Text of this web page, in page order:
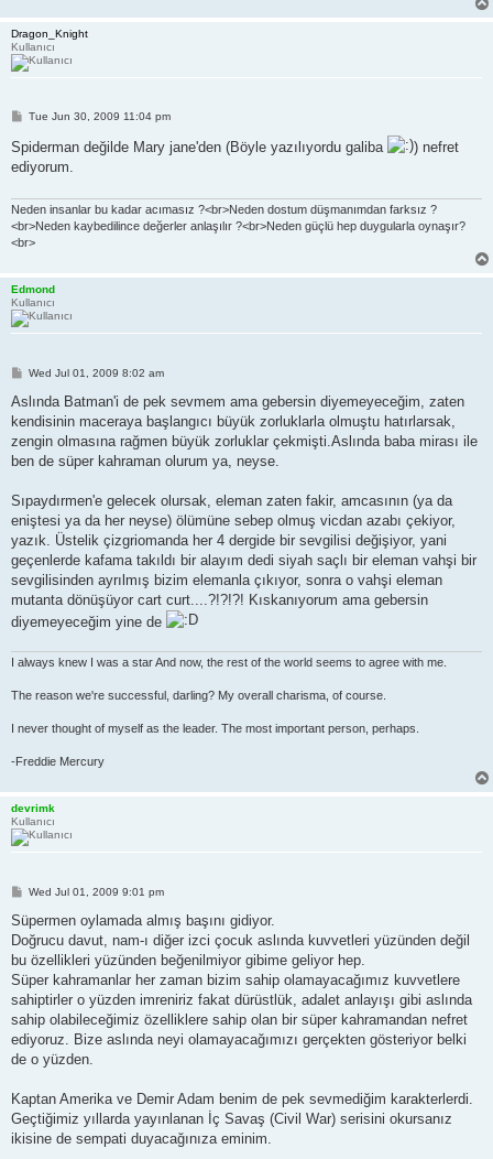
Dragon_Knight
Kullanıcı
P
s
t
Tue Jun 30, 2009 11:04 pm
Spiderman değilde Mary jane'den (Böyle yazılıyordu galiba
) nefret
ediyorum.
Neden insanlar bu kadar acımasız ?<br>Neden dostum düşmanımdan farksız ?
<br>Neden kaybedilince değerler anlaşılır ?<br>Neden güçlü hep duygularla oynaşır?
<br>
Edmond
Kullanıcı
P
s
Wed Jul 01, 2009 8:02 am
Aslında Batman'i de pek sevmem ama gebersin diyemeyeceğim, zaten
kendisinin maceraya başlangıcı büyük zorluklarla olmuştu hatırlarsak,
zengin olmasına rağmen büyük zorluklar çekmişti.Aslında baba mirası ile
ben de süper kahraman olurum ya, neyse.
Sıpaydırmen'e gelecek olursak, eleman zaten fakir, amcasının (ya da
eniştesi ya da her neyse) ölümüne sebep olmuş vicdan azabı çekiyor,
yazık. Üstelik çizgriomanda her 4 dergide bir sevgilisi değişiyor, yani
geçenlerde kafama takıldı bir alayım dedi siyah saçlı bir eleman vahşi bir
sevgilisinden ayrılmış bizim elemanla çıkıyor, sonra o vahşi eleman
mutanta dönüşüyor cart curt....?!?!?! Kıskanıyorum ama gebersin
diyemeyeceğim yine de
I always knew I was a star And now, the rest of the world seems to agree with me.
The reason we're successful, darling? My overall charisma, of course.
I never thought of myself as the leader. The most important person, perhaps.
-Freddie Mercury
devrimk
Kullanıcı
P
s
Wed Jul 01, 2009 9:01 pm
Süpermen oylamada almış başını gidiyor.
Doğrucu davut, nam-ı diğer izci çocuk aslında kuvvetleri yüzünden değil
bu özellikleri yüzünden beğenilmiyor gibime geliyor hep.
Süper kahramanlar her zaman bizim sahip olamayacağımız kuvvetlere
sahiptirler o yüzden imreniriz fakat dürüstlük, adalet anlayışı gibi aslında
sahip olabileceğimiz özelliklere sahip olan bir süper kahramandan nefret
ediyoruz. Bize aslında neyi olamayacağımızı gerçekten gösteriyor belki
de o yüzden.
Kaptan Amerika ve Demir Adam benim de pek sevmediğim karakterlerdi.
Geçtiğimiz yıllarda yayınlanan İç Savaş (Civil War) serisini okursanız
ikisine de sempati duyacağınıza eminim.